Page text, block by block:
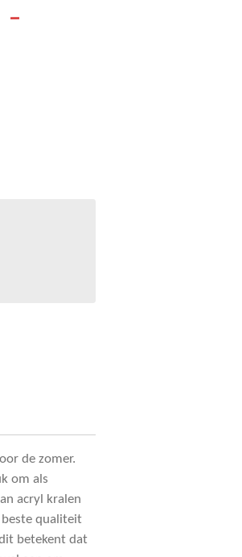
de zomer.
om als
acryl kralen
qualiteit
betekent dat